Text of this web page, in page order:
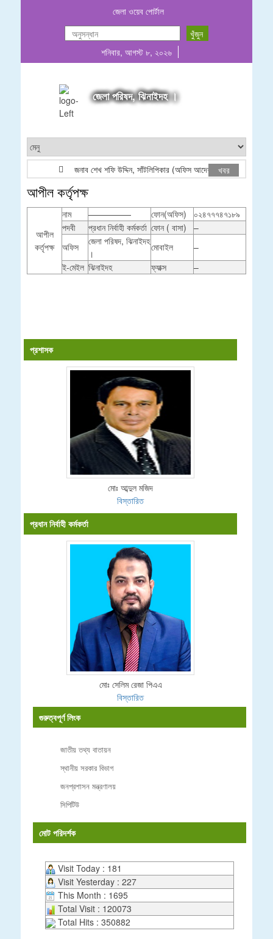
জেলা ওয়েব পোর্টাল
শনিবার, আগস্ট ৮, ২০২৬
জেলা পরিষদ, ঝিনাইদহ ।
জনাব শেখ শফি উদ্দিন, সাঁটলিপিকার (অফিস আদেশ) খবর
আপীল কর্তৃপক্ষ
আপীল
কর্তৃপক্ষ
নাম ————— ফোন(অফিস)
০২৪৭৭৭৪৭১৮৯
পদবী
প্রধান নির্বাহী কর্মকর্তা ফোন ( বাসা)
–
অফিস
জেলা পরিষদ, ঝিনাইদহ
।
মোবাইল
–
ই-মেইল ঝিনাইদহ ফ্যাক্স –
প্রশাসক
মোঃ আব্দুল মজিদ
বিস্তারিত
প্রধান নির্বাহী কর্মকর্তা
মোঃ সেলিম রেজা পিএএ
বিস্তারিত
গুরুত্বপূর্ণ লিংক
জাতীয় তথ্য বাতায়ন
স্থানীয় সরকার বিভাগ
জনপ্রশাসন মন্ত্রণালয়
সিপিটিউ
মোট পরিদর্শক
Visit Today : 181
Visit Yesterday : 227
This Month : 1695
Total Visit : 120073
Total Hits : 350882